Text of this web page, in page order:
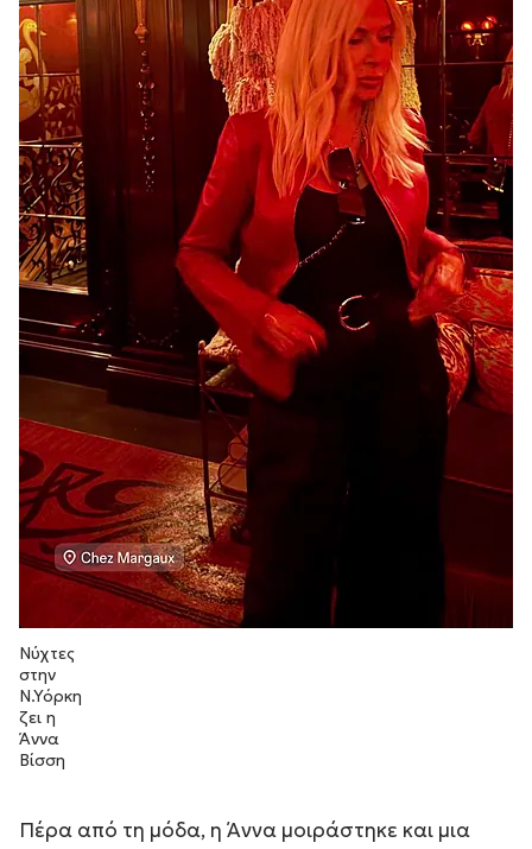
Νύχτες
στην
Ν.Υόρκη
ζει η
Άννα
Βίσση
Πέρα από τη μόδα, η Άννα μοιράστηκε και μια